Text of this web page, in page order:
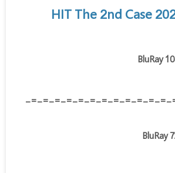
-=-=-=-=-=-=-=-=-=-=-=-